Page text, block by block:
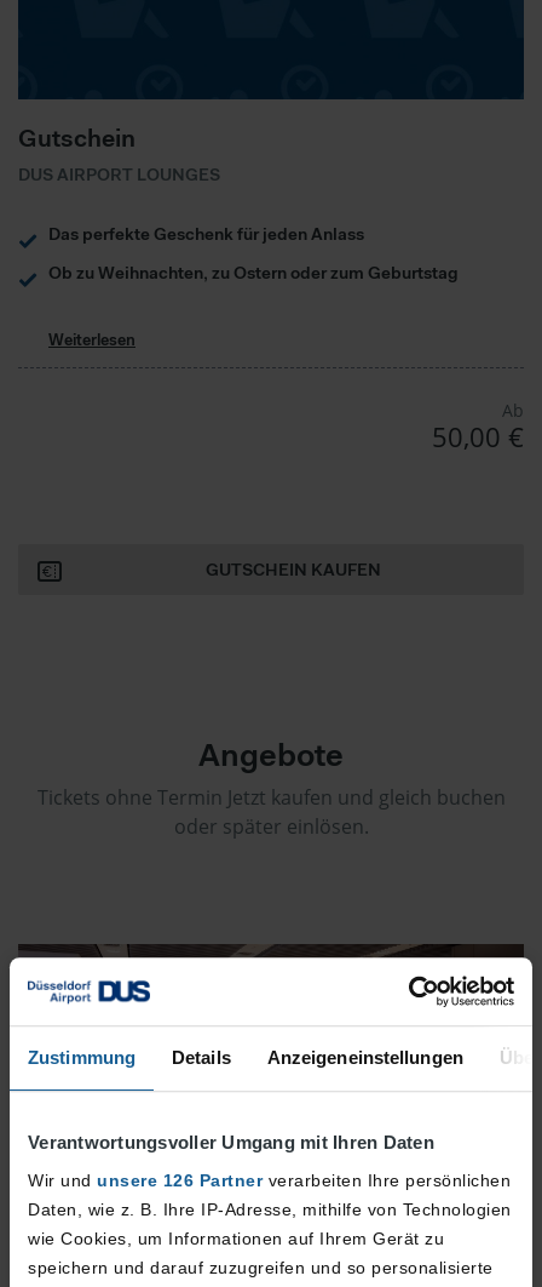
Zustimmung Details Anzeigeneinstellungen
Verantwortungsvoller Umgang mit Ihren Daten
Wir und unsere 126 Partnerverarbeiten Ihre persönlichen
Daten, wie z. B. Ihre IP-Adresse, mithilfe von Technologien
wie Cookies, um Informationen auf Ihrem Gerät zu
speichern und darauf zuzugreifen und so personalisierte
Gutschein
DUS AIRPORT LOUNGES
Das perfekte Geschenk für jeden Anlass
Ob zu Weihnachten, zu Ostern oder zum Geburtstag
Weiterlesen
Ab
50,00 €
GUTSCHEIN KAUFEN
Angebote
Tickets ohne Termin Jetzt kaufen und gleich buchen
oder später einlösen.